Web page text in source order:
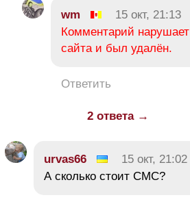
wm
15 окт, 21:13
Комментарий нарушает
сайта и был удалён.
Ответить
2 ответа →
urvas66 15 окт, 21:02
А сколько стоит СМС?